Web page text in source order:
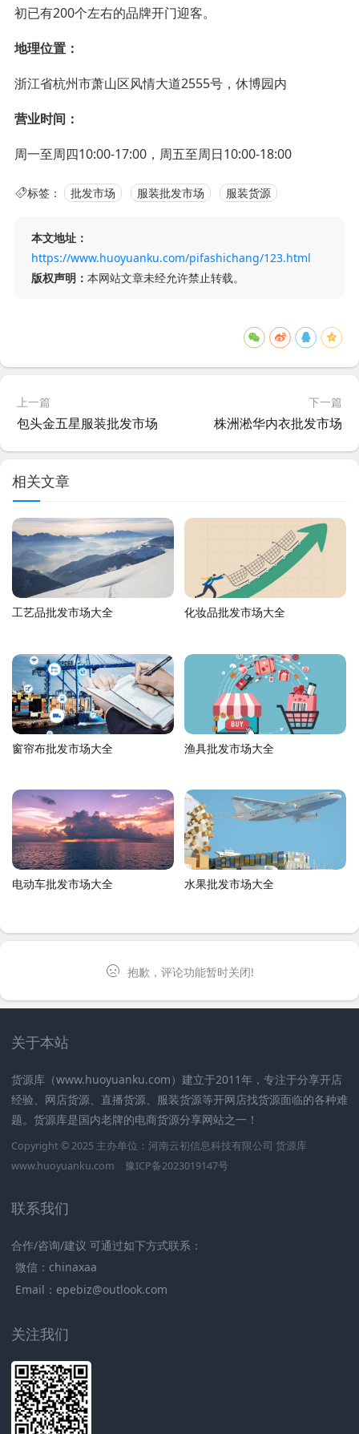
初已有200个左右的品牌开门迎客。
地理位置：
浙江省杭州市萧山区风情大道2555号，休博园内
营业时间：
周一至周四10:00-17:00，周五至周日10:00-18:00
标签： 批发市场 服装批发市场 服装货源
本文地址：
https://www.huoyuanku.com/pifashichang/123.html
版权声明： 本网站文章未经允许禁止转载。
上一篇
包头金五星服装批发市场
下一篇
株洲淞华内衣批发市场
相关文章
工艺品批发市场大全 化妆品批发市场大全
窗帘布批发市场大全 渔具批发市场大全
电动车批发市场大全 水果批发市场大全
抱歉，评论功能暂时关闭!
关于本站
货源库（www.huoyuanku.com）建立于2011年，专注于分享开店
经验、网店货源、直播货源、服装货源等开网店找货源面临的各种难
题。货源库是国内老牌的电商货源分享网站之一！
Copyright © 2025 主办单位：河南云初信息科技有限公司 货源库
www.huoyuanku.com
豫ICP备2023019147号
联系我们
合作/咨询/建议 可通过如下方式联系：
微信：chinaxaa
Email：epebiz@outlook.com
关注我们